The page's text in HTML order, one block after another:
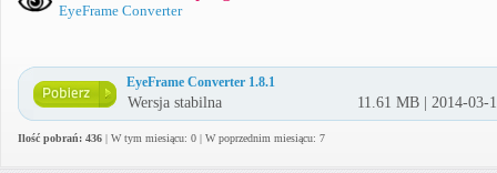
EyeFrame Converter
EyeFrame Converter 1.8.1
Wersja stabilna 11.61 MB | 2014-03-
Ilość pobrań: 436 | W tym miesiącu: 0 | W poprzednim miesiącu: 7